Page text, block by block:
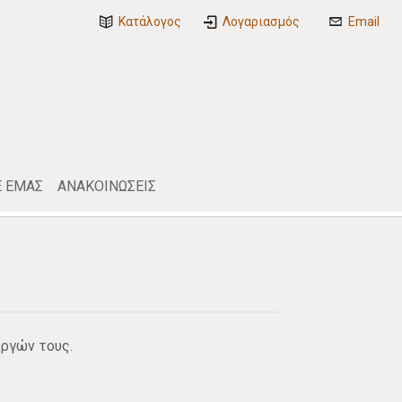
Κατάλογος Λογαριασμός Email
ΕΜΑΣ ΑΝΑΚΟΙΝΩΣΕΙΣ
τους.